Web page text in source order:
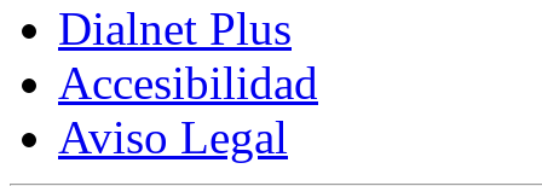
Dialnet Plus
Accesibilidad
Aviso Legal